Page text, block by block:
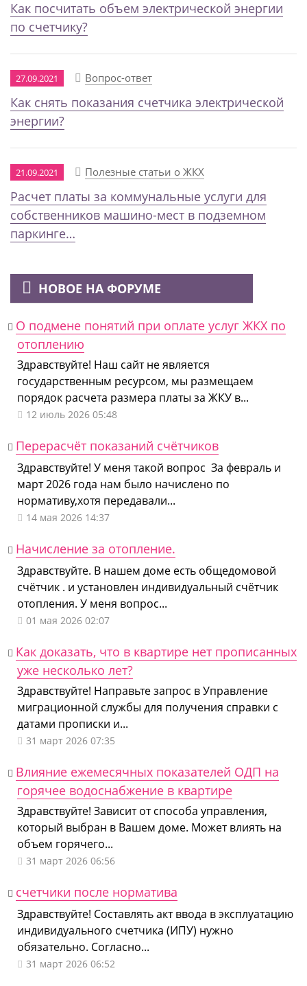
Как посчитать объем электрической энергии
по счетчику?
27.09.2021 Вопрос-ответ
Как снять показания счетчика электрической
энергии?
21.09.2021 Полезные статьи о ЖКХ
Расчет платы за коммунальные услуги для
собственников машино-мест в подземном
паркинге…
НОВОЕ НА ФОРУМЕ
О подмене понятий при оплате услуг ЖКХ по
отоплению
Здравствуйте! Наш сайт не является
государственным ресурсом, мы размещаем
порядок расчета размера платы за ЖКУ в...
12 июль 2026 05:48
Перерасчёт показаний счётчиков
Здравствуйте! У меня такой вопрос За февраль и
март 2026 года нам было начислено по
нормативу,хотя передавали...
14 мая 2026 14:37
Начисление за отопление.
Здравствуйте. В нашем доме есть общедомовой
счётчик . и установлен индивидуальный счётчик
отопления. У меня вопрос...
01 мая 2026 02:07
Как доказать, что в квартире нет прописанных
уже несколько лет?
Здравствуйте! Направьте запрос в Управление
миграционной службы для получения справки с
датами прописки и...
31 март 2026 07:35
Влияние ежемесячных показателей ОДП на
горячее водоснабжение в квартире
Здравствуйте! Зависит от способа управления,
который выбран в Вашем доме. Может влиять на
объем горячего...
31 март 2026 06:56
счетчики после норматива
Здравствуйте! Составлять акт ввода в эксплуатацию
индивидуального счетчика (ИПУ) нужно
обязательно. Согласно...
31 март 2026 06:52